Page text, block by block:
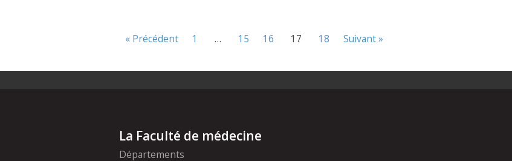
« Précédent 1 … 15 16 17 18 Suivant »
La Faculté de médecine
Départements